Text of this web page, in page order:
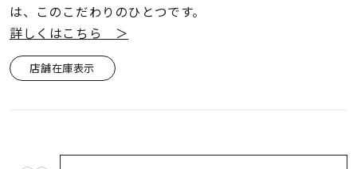
価格 ¥0
は、このこだわりのひとつです。
詳しくはこちら ＞
店舗在庫表示